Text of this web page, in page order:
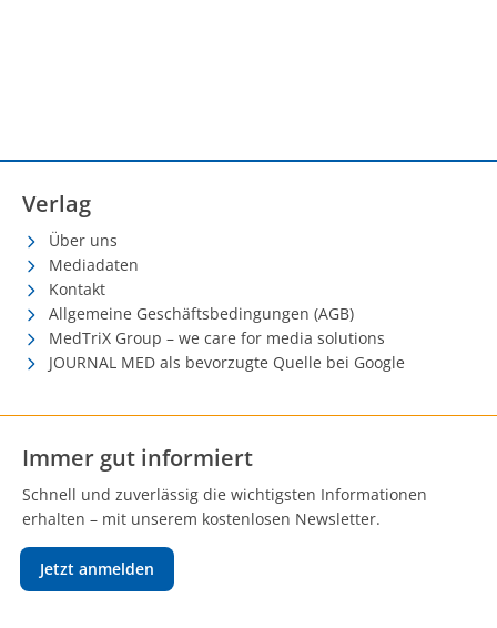
Verlag
Über uns
Mediadaten
Kontakt
Allgemeine Geschäftsbedingungen (AGB)
MedTriX Group – we care for media solutions
JOURNAL MED als bevorzugte Quelle bei Google
Immer gut informiert
Schnell und zuverlässig die wichtigsten Informationen
erhalten – mit unserem kostenlosen Newsletter.
Jetzt anmelden